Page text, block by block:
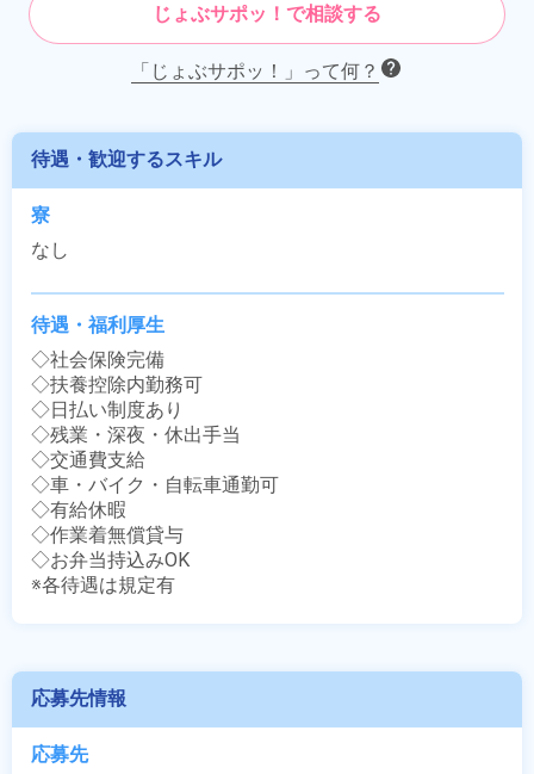
じょぶサポッ！で相談する
「じょぶサポッ！」って何？
待遇・歓迎するスキル
寮
なし
待遇・福利厚生
◇社会保険完備
◇扶養控除内勤務可
◇日払い制度あり
◇残業・深夜・休出手当
◇交通費支給
◇車・バイク・自転車通勤可
◇有給休暇
◇作業着無償貸与
◇お弁当持込みOK
※各待遇は規定有
応募先情報
応募先